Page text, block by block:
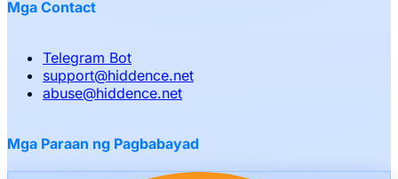
Mga Contact
Telegram Bot
support@hiddence.net
abuse@hiddence.net
Mga Paraan ng Pagbabayad